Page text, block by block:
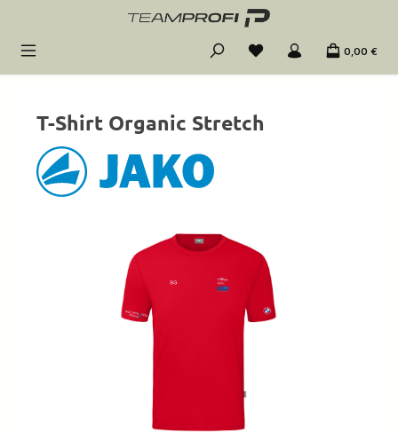
Zum Hauptinhalt springen
0,00 €
T-Shirt Organic Stretch
Bildergalerie überspringen